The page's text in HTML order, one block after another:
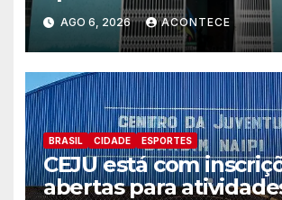
preparação e resposta
situações de
calamidade pública
AGO 6, 2026 ACONTECE
BRASIL CIDADE ESPORTES
CEJU está com
abertas para